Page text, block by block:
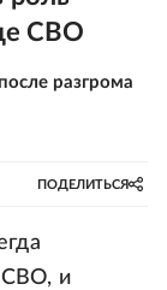
СВО
разгрома
ПОДЕЛИТЬСЯ
СВО, и